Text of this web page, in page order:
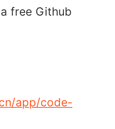
free Github
app/code-